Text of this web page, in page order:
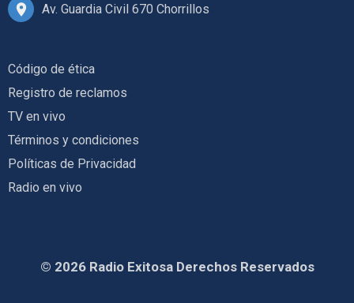
Av. Guardia Civil 670 Chorrillos
Código de ética
Registro de reclamos
TV en vivo
Términos y condiciones
Políticas de Privacidad
Radio en vivo
© 2026 Radio Exitosa Derechos Reservados